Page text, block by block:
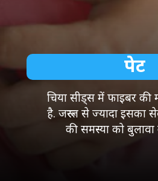
पेट
चिया सीड्स में फाइबर की
है. जरूरत से ज्यादा इसका
की समस्या को